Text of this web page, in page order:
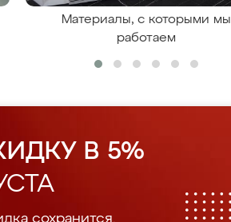
Материалы, с которыми мы
работаем
В 5%
сохранится.